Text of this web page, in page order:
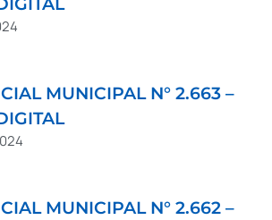
MUNICIPAL N° 2.663 –
MUNICIPAL N° 2.662 –